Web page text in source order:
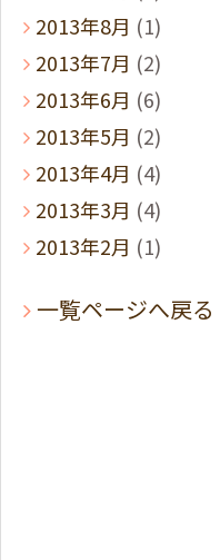
2013年8月 (1)
2013年7月 (2)
2013年6月 (6)
2013年5月 (2)
2013年4月 (4)
2013年3月 (4)
2013年2月 (1)
一覧ページへ戻る